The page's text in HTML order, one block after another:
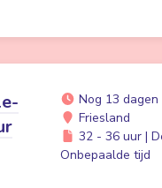
Nog 13 dagen
Friesland
32 - 36 uur |
Onbepaalde tijd